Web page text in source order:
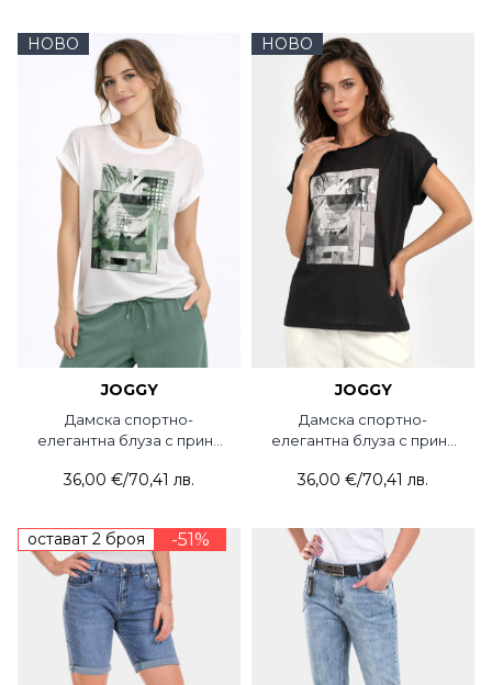
НОВО
JOGGY
Дамска спортно-
елегантна блуза с принт
36,00 €/70,41 лв.
НОВО
JOGGY
Дамска спортно-
елегантна блуза с принт
36,00 €/70,41 лв.
остават 2 броя -51%